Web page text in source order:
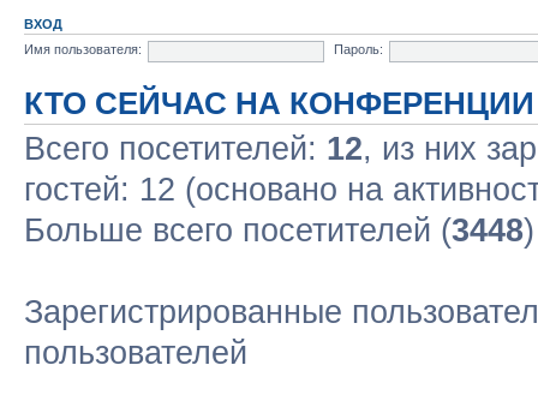
ВХОД
Имя пользователя:
Пароль:
КТО СЕЙЧАС НА КОНФЕРЕНЦИИ
Всего посетителей: 12, из них
гостей: 12 (основано на
Больше всего посетителей (3448
Зарегистрированные
пользователей